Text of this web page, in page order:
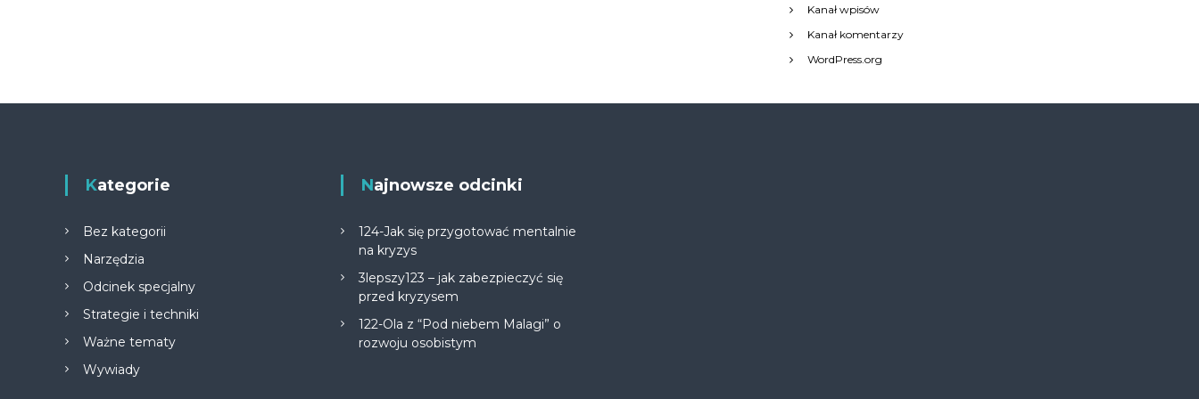
Kanał wpisów
Kanał komentarzy
WordPress.org
Kategorie
Bez kategorii
Narzędzia
Odcinek specjalny
Strategie i techniki
Ważne tematy
Wywiady
Najnowsze odcinki
124-Jak się przygotować mentalnie
na kryzys
3lepszy123 – jak zabezpieczyć się
przed kryzysem
122-Ola z “Pod niebem Malagi” o
rozwoju osobistym